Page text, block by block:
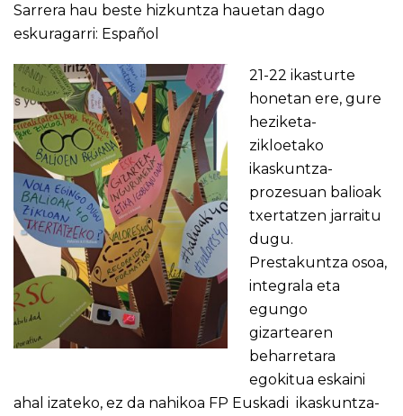
Sarrera hau beste hizkuntza hauetan dago
eskuragarri: Español
21-22 ikasturte
honetan ere, gure
heziketa-
zikloetako
ikaskuntza-
prozesuan balioak
txertatzen jarraitu
dugu.
Prestakuntza osoa,
integrala eta
egungo
gizartearen
beharretara
egokitua eskaini
ahal izateko, ez da nahikoa FP Euskadi ikaskuntza-